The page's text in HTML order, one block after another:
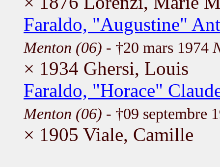
Faraldo, "Augustine"
Menton (06) - †20 mars 1974
× 1934 Ghersi, Louis
Faraldo, "Horace"
Menton (06) - †09 septembre
× 1905 Viale, Camille